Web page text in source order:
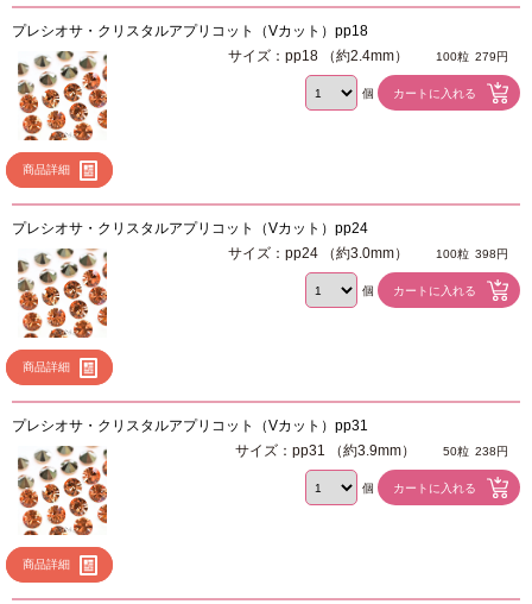
プレシオサ・クリスタルアプリコット（Vカット）pp18
商品詳細
サイズ：pp18 （約2.4mm） 100粒 279円
個
プレシオサ・クリスタルアプリコット（Vカット）pp24
商品詳細
サイズ：pp24 （約3.0mm） 100粒 398円
個
プレシオサ・クリスタルアプリコット（Vカット）pp31
商品詳細
サイズ：pp31 （約3.9mm） 50粒 238円
個